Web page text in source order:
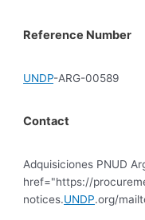
Reference Number
UNDP-ARG-00589
Contact
Adquisiciones PNUD
href="https://
notices.UNDP.org/